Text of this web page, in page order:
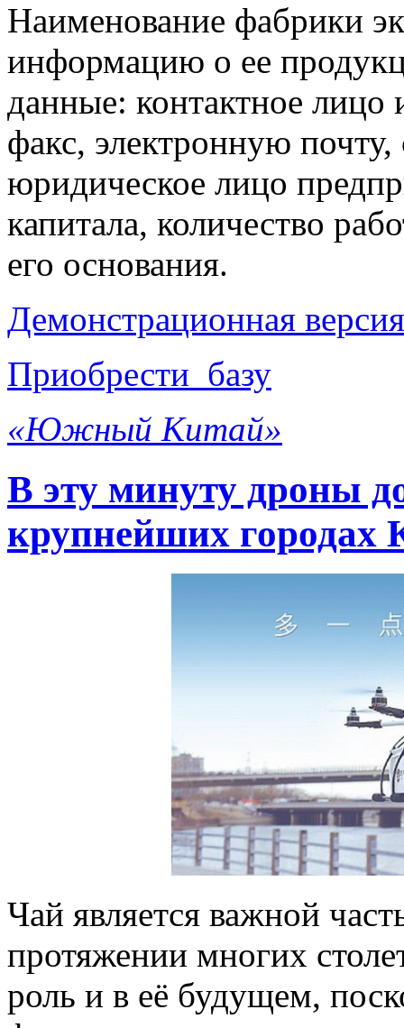
Наименование фабрики
информацию о ее
данные: контактное
факс, электронную
юридическое лицо
капитала, количество
его основания.
Демонстрационная
Приобрести базу
«Южный Китай»
В эту минуту дроны
крупнейших городах
Чай является важной
протяжении многих
роль и в её будущем,